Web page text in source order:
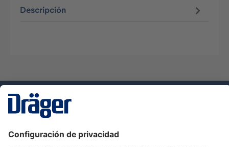
Descripción
Servicio de atención al cliente de Dräger